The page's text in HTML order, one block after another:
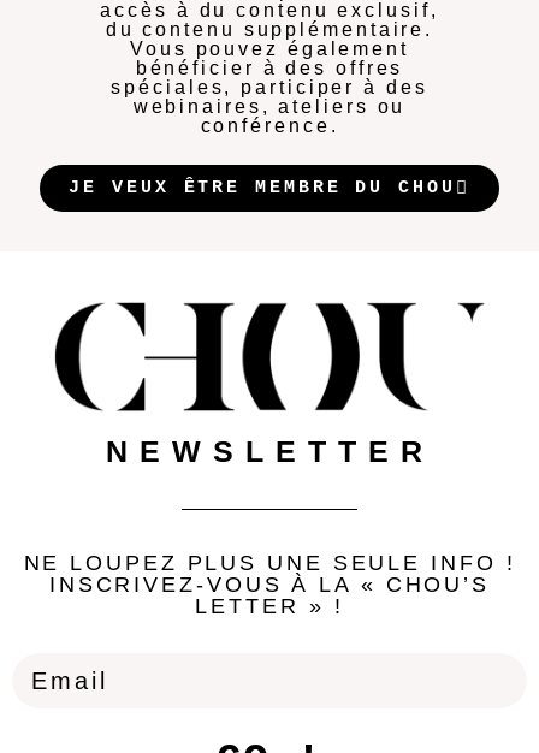
accès à du contenu exclusif,
du contenu supplémentaire.
Vous pouvez également
bénéficier à des offres
spéciales, participer à des
webinaires, ateliers ou
conférence.
JE VEUX ÊTRE MEMBRE DU CHOU
NEWSLETTER
NE LOUPEZ PLUS UNE SEULE INFO !
INSCRIVEZ-VOUS À LA « CHOU’S
LETTER » !